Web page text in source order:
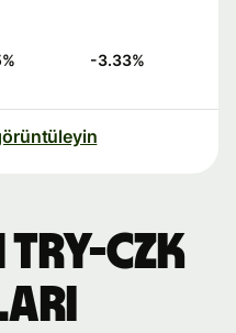
% -3.33%
CZK